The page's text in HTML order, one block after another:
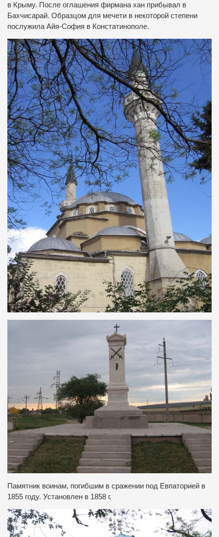
в Крыму. После оглашения фирмана хан прибывал в
Бахчисарай. Образцом для мечети в некоторой степени
послужила Айя-София в Констатинополе.
Памятник воинам, погибшим в сражении под Евпаторией в
1855 году. Установлен в 1858 г.